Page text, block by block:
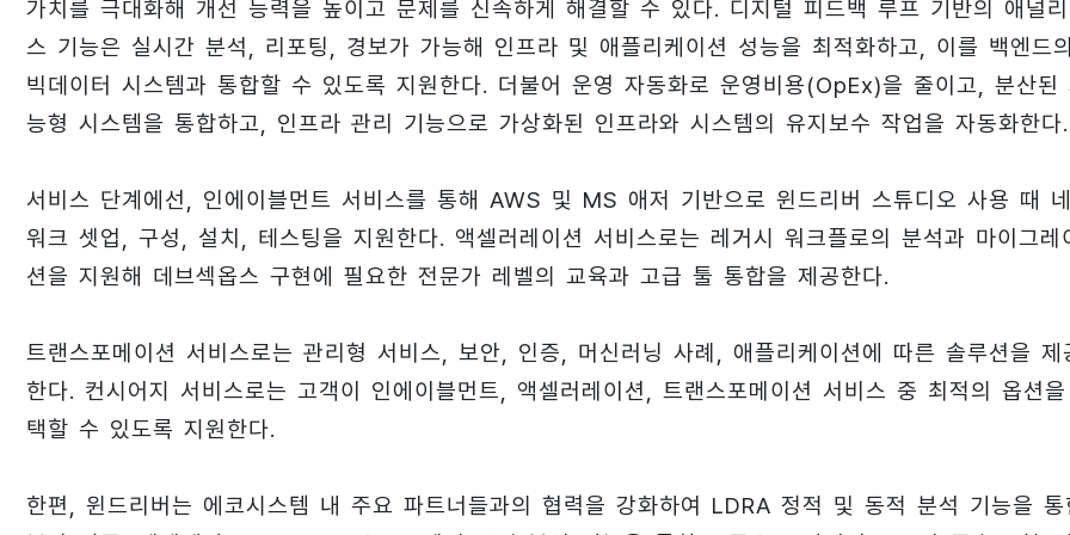
가치를 극대화해 개선 능력을 높이고 문제를 신속하게 해결할 수 있다. 디지털 피드백 루프 기반의 애널리
스 기능은 실시간 분석, 리포팅, 경보가 가능해 인프라 및 애플리케이션 성능을 최적화하고, 이를 백엔드의
빅데이터 시스템과 통합할 수 있도록 지원한다. 더불어 운영 자동화로 운영비용(OpEx)을 줄이고, 분산된
능형 시스템을 통합하고, 인프라 관리 기능으로 가상화된 인프라와 시스템의 유지보수 작업을 자동화한다.
서비스 단계에선, 인에이블먼트 서비스를 통해 AWS 및 MS 애저 기반으로 윈드리버 스튜디오 사용 때
워크 셋업, 구성, 설치, 테스팅을 지원한다. 액셀러레이션 서비스로는 레거시 워크플로의 분석과 마이그레
션을 지원해 데브섹옵스 구현에 필요한 전문가 레벨의 교육과 고급 툴 통합을 제공한다.
트랜스포메이션 서비스로는 관리형 서비스, 보안, 인증, 머신러닝 사례, 애플리케이션에 따른 솔루션을 제
한다. 컨시어지 서비스로는 고객이 인에이블먼트, 액셀러레이션, 트랜스포메이션 서비스 중 최적의 옵션
택할 수 있도록 지원한다.
한편, 윈드리버는 에코시스템 내 주요 파트너들과의 협력을 강화하여 LDRA 정적 및 동적 분석 기능을 통